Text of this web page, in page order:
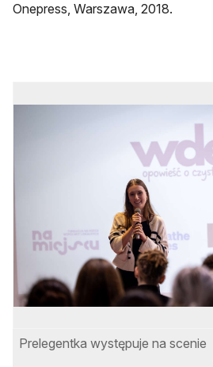
Onepress, Warszawa, 2018.
Prelegentka występuje na scenie